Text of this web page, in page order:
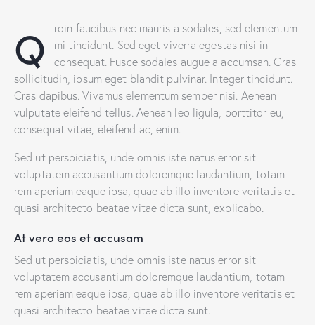
Q
roin faucibus nec mauris a sodales, sed elementum
mi tincidunt. Sed eget viverra egestas nisi in
consequat. Fusce sodales augue a accumsan. Cras
sollicitudin, ipsum eget blandit pulvinar. Integer tincidunt.
Cras dapibus. Vivamus elementum semper nisi. Aenean
vulputate eleifend tellus. Aenean leo ligula, porttitor eu,
consequat vitae, eleifend ac, enim.
Sed ut perspiciatis, unde omnis iste natus error sit
voluptatem accusantium doloremque laudantium, totam
rem aperiam eaque ipsa, quae ab illo inventore veritatis et
quasi architecto beatae vitae dicta sunt, explicabo.
At vero eos et accusam
Sed ut perspiciatis, unde omnis iste natus error sit
voluptatem accusantium doloremque laudantium, totam
rem aperiam eaque ipsa, quae ab illo inventore veritatis et
quasi architecto beatae vitae dicta sunt.